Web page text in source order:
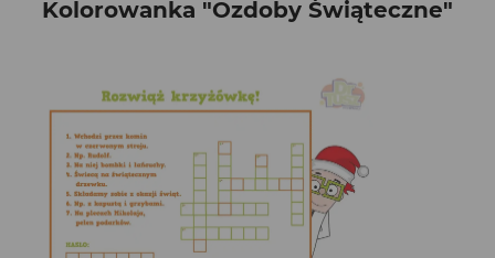
Kolorowanka "Ozdoby Świąteczne"